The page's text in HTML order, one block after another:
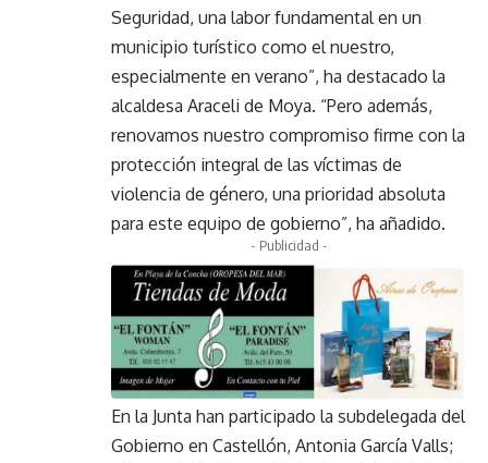
Seguridad, una labor fundamental en un
municipio turístico como el nuestro,
especialmente en verano”, ha destacado la
alcaldesa Araceli de Moya. “Pero además,
renovamos nuestro compromiso firme con la
protección integral de las víctimas de
violencia de género, una prioridad absoluta
para este equipo de gobierno”, ha añadido.
- Publicidad -
En la Junta han participado la subdelegada del
Gobierno en Castellón, Antonia García Valls;